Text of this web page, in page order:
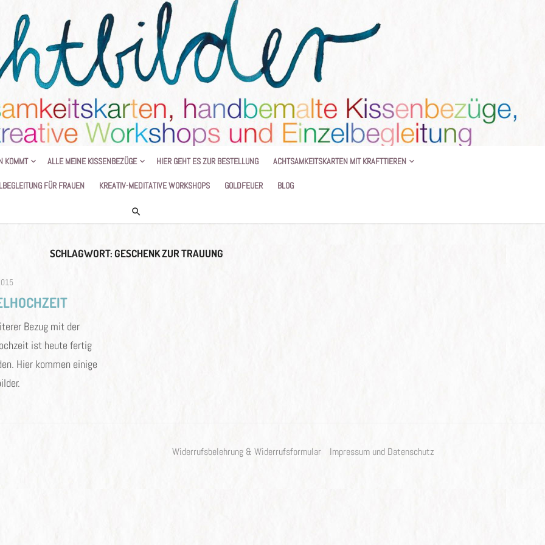
HANDGEMALTE KISSEN UND KREATIVE BEGLEITUNG
KOMMT ALLE MEINE KISSENBEZÜGE HIER GEHT ES ZUR BESTELLUNG ACHTSAMKEITSKARTEN MIT KRAFTTIEREN
FÜR FRAUEN KREATIV-MEDITATIVE WORKSHOPS GOLDFEUER BLOG
SCHLAGWORT:GESCHENK ZUR TRAUUNG
Bezug mit der
ist heute fertig
Hier kommen einige
Widerrufsbelehrung & Widerrufsformular Impressum und Datenschutz